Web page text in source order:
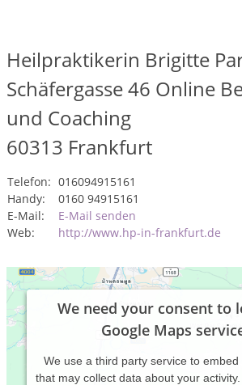
Heilpraktikerin Brigitte
Schäfergasse 46 Online
und Coaching
60313 Frankfurt
Telefon: 016094915161
Handy:
0160 94915161
E-Mail:
E-Mail senden
Web:
http://www.hp-in-frankfurt.de
We need your consent to
Google Maps
We use a third party service to
that may collect data about your